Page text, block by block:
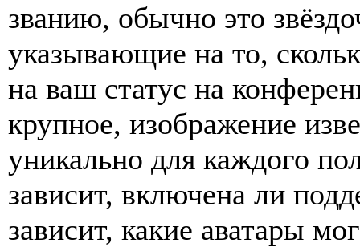
званию, обычно это
указывающие на то,
на ваш статус на
крупное, изображение
уникально для каждого
зависит, включена ли
зависит, какие аватары